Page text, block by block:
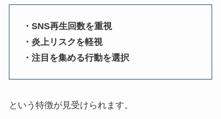
・SNS再生回数を重視
・炎上リスクを軽視
・注目を集める行動を選択
という特徴が見受けられます。